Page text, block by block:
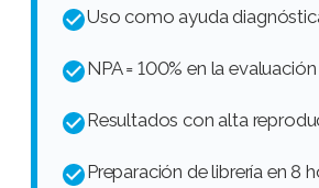
Uso como ayuda
NPA = 100% en la
Resultados con alta
Preparación de librería en 8